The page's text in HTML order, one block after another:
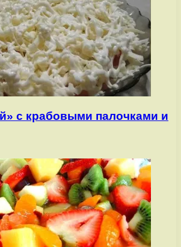
с крабовыми палочками и